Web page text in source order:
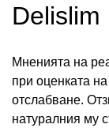
Delislim
Мненията на
при оценката
отслабване.
натуралния му